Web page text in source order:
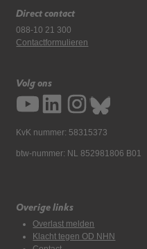
Direct contact
088-10 21 300
Contactformulieren
Volg ons
KvK nummer: 58315373
btw-nummer: NL 852981806 B01
Overige links
Overlast melden
Klacht tegen OD NHN